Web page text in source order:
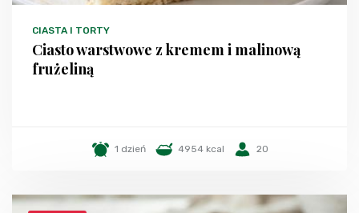
CIASTA I TORTY
Ciasto warstwowe z kremem i malinową
frużeliną
1 dzień 4954 kcal 20